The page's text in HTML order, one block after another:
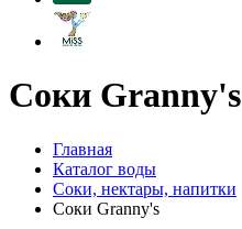
Соки Granny's
Главная
Каталог воды
Соки, нектары, напитки
Соки Granny's